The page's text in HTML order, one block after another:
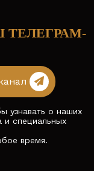
узнавать о наших
и специальных
время.